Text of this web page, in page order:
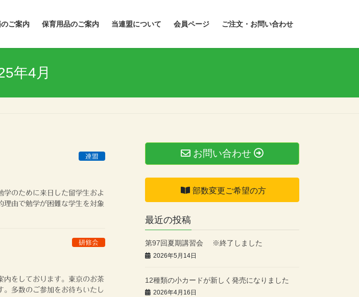
ご案内 保育用品のご案内 当連盟について 会員ページ ご注文・お問い合わせ
年4月
連盟
学のために来日した留学生およ
理由で勉学が困難な学生を対象
研修会
内をしております。東京のお茶
。多数のご参加をお待ちいたし
お問い合わせ
部数変更ご希望の方
最近の投稿
第97回夏期講習会 ※終了しました
2026年5月14日
12種類の小カードが新しく発売になりました
2026年4月16日